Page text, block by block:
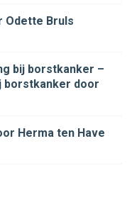
Odette Bruls
bij borstkanker –
borstkanker door
Herma ten Have